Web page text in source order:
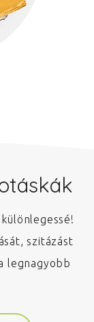
szitázást
legnagyobb